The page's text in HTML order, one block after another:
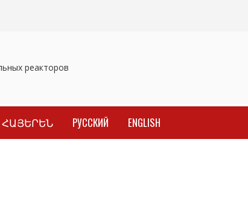
реакторов
ՀԱՅԵՐԵՆ РУССКИЙ ENGLISH